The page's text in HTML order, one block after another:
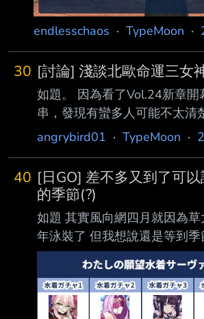
endlesschaos · TypeMoon ·
30 [討論] 淺談北歐命運三女
如題。 因為看了Vol.24新章開
串，發現有蠻多人可能不太清
情，故寫此篇 如對文章有疑問
恩斯三女神，烏爾德、薇兒丹
人組大家應該很多最早都是從
知道的。 然後很遺憾，三女神
現在、未來這個資訊是完全錯
目前的研究在古諾爾斯語中和
一個語源，代表命運、宿命之
然發生的事情。 薇兒丹蒂
（verða）的現在分詞，所
angrybird01 · TypeMoon ·
40 [日GO] 差不多又到了可
的季節(?)
如題 其實風向網四月就因為
年泳裝了 但我想說還是等到
聊吧(?) --- 先貼個風向網的泳
https://appmedia.jp/
透過上面的網址，我們可以做
圖↓